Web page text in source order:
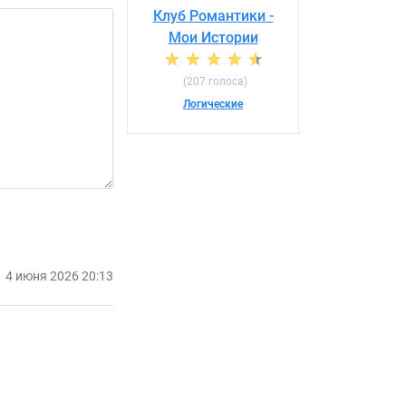
4 июня 2026 20:13
Клуб Романтики -
Мои Истории
(207 голоса)
Логические